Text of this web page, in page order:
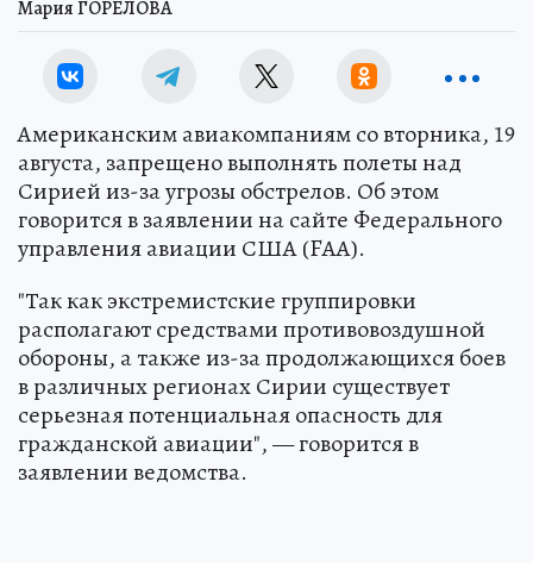
Мария ГОРЕЛОВА
Американским авиакомпаниям со вторника, 19
августа, запрещено выполнять полеты над
Сирией из-за угрозы обстрелов. Об этом
говорится в заявлении на сайте Федерального
управления авиации США (FAA).
"Так как экстремистские группировки
располагают средствами противовоздушной
обороны, а также из-за продолжающихся боев
в различных регионах Сирии существует
серьезная потенциальная опасность для
гражданской авиации", — говорится в
заявлении ведомства.